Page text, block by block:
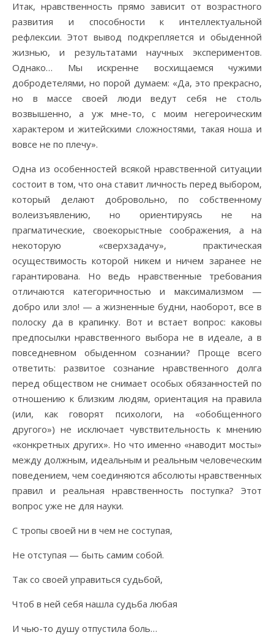
Итак, нравственность прямо зависит от возрастного
развития и способности к интеллектуальной
рефлексии. Этот вывод подкрепляется и обыденной
жизнью, и результатами научных экспериментов.
Однако… Мы искренне восхищаемся чужими
добродетелями, но порой думаем: «Да, это прекрасно,
но в массе своей люди ведут себя не столь
возвышенно, а уж мне-то, с моим негероическим
характером и житейскими сложностями, такая ноша и
вовсе не по плечу».
Одна из особенностей всякой нравственной ситуации
состоит в том, что она ставит личность перед выбором,
который делают добровольно, по собственному
волеизъявлению, но ориентируясь не на
прагматические, своекорыстные соображения, а на
некоторую «сверхзадачу», практическая
осуществимость которой никем и ничем заранее не
гарантирована. Но ведь нравственные требования
отличаются категоричностью и максимализмом —
добро или зло! — а жизненные будни, наоборот, все в
полоску да в крапинку. Вот и встает вопрос: каковы
предпосылки нравственного выбора не в идеале, а в
повседневном обыденном сознании? Проще всего
ответить: развитое сознание нравственного долга
перед обществом не снимает особых обязанностей по
отношению к близким людям, ориентация на правила
(или, как говорят психологи, на «обобщенного
другого») не исключает чувствительность к мнению
«конкретных других». Но что именно «наводит мосты»
между должным, идеальным и реальным человеческим
поведением, чем соединяются абсолюты нравственных
правил и реальная нравственность поступка? Этот
вопрос уже не для науки.
С тропы своей ни в чем не соступая,
Не отступая — быть самим собой.
Так со своей управиться судьбой,
Чтоб в ней себя нашла судьба любая
И чью-то душу отпустила боль…